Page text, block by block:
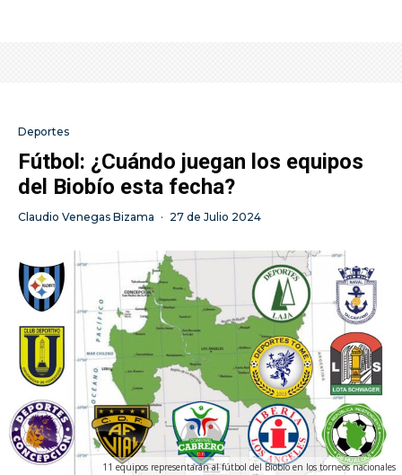
Deportes
Fútbol: ¿Cuándo juegan los equipos
del Biobío esta fecha?
Claudio Venegas Bizama · 27 de Julio 2024
11 equipos representarán al fútbol del Biobío en los torneos nacionales